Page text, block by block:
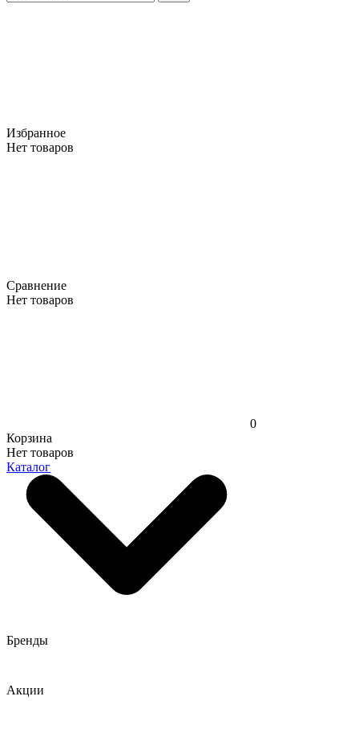
Избранное
Нет товаров
Сравнение
Нет товаров
0
Корзина
Нет товаров
Каталог
Бренды
Акции